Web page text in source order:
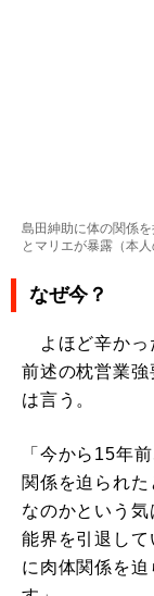
島田紳助に体の関係
とマリエが暴露（本
なぜ今？
よほど辛かっ
前述の枕営業
は言う。
「今から15年
関係を迫られ
なのかという
能界を引退し
に肉体関係を